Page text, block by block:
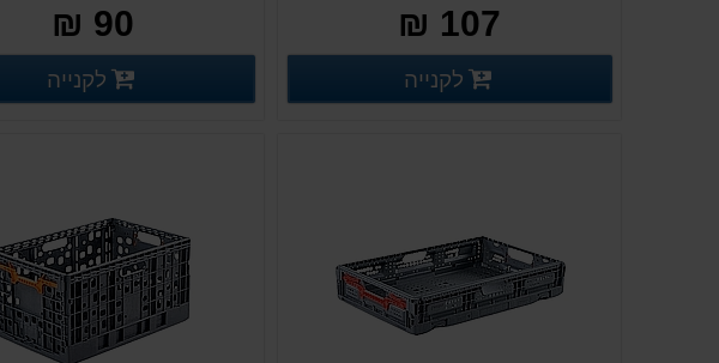
107 ₪
פרטים נוספים
לקנייה
90 ₪
פרטים נוספים
לקנייה